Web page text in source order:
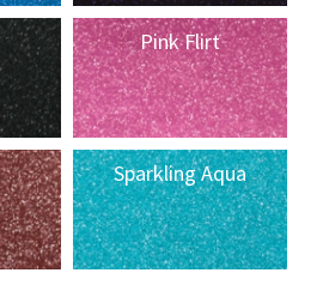
Pink Flirt
Sparkling Aqua